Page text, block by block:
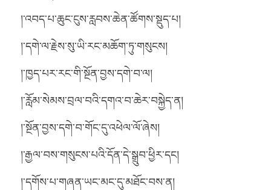
།་འབད་པ་ཆུང་ངུས་རླབས་ཆེན་ཚོགས་སྡུད་པ།
།་དགེ་ལ་རྗེས་སུ་ཡི་རང་མཆོག་ཏུ་གསུངས།
།་ཁྱད་པར་རང་གི་སྔོན་བྱས་དགེ་བ་ལ།
།་རློམ་སེམས་བྲལ་བའི་དགའ་བ་ཆེར་བསྐྱེད་ན།
།་སྔོན་བྱས་དགེ་བ་གོང་དུ་འཕེལ་ལོ་ཞེས།
།་རྒྱལ་བས་གསུངས་པའི་དོན་དེ་སྒྲུབ་ཕྱིར་དང།
།་དགོས་པ་གཞན་ཡང་མང་དུ་མཐོང་བས་ན།